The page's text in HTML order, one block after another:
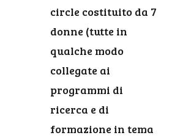
circle costituito da 7
donne (tutte in
qualche modo
collegate ai
programmi di
ricerca e di
formazione in tema